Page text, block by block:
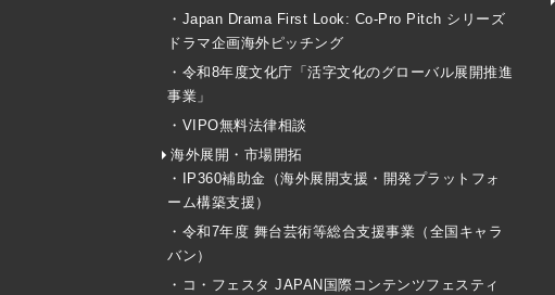
・Japan Drama First Look: Co-Pro Pitch シリーズ
ドラマ企画海外ピッチング
・令和8年度文化庁「活字文化のグローバル展開推進
事業」
・VIPO無料法律相談
海外展開・市場開拓
・IP360補助金（海外展開支援・開発プラットフォ
ーム構築支援）
・令和7年度 舞台芸術等総合支援事業（全国キャラ
バン）
・コ・フェスタ JAPAN国際コンテンツフェスティ